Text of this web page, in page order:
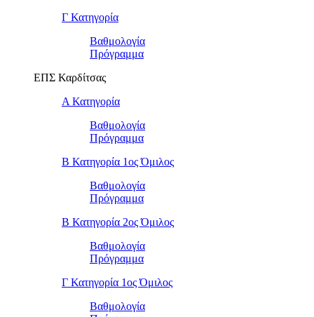
Γ Κατηγορία
Βαθμολογία
Πρόγραμμα
ΕΠΣ Καρδίτσας
Α Κατηγορία
Βαθμολογία
Πρόγραμμα
Β Κατηγορία 1ος Όμιλος
Βαθμολογία
Πρόγραμμα
Β Κατηγορία 2ος Όμιλος
Βαθμολογία
Πρόγραμμα
Γ Κατηγορία 1ος Όμιλος
Βαθμολογία